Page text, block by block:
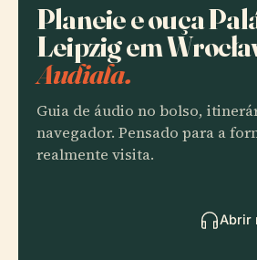
Planeie e ouça
Leipzig em
Audiala.
Guia de áudio no bolso,
navegador. Pensado para a
realmente visita.
Abrir